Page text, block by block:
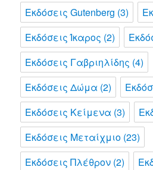
Εκδόσεις Gutenberg (3)
Εκδόσεις Ίκαρος (2)
Εκδόσεις Γαβριηλίδης (4)
Εκδόσεις Δώμα (2)
Εκδόσεις Κείμενα (3)
Εκδόσεις Μεταίχμιο (23)
Εκδόσεις Πλέθρον (2)